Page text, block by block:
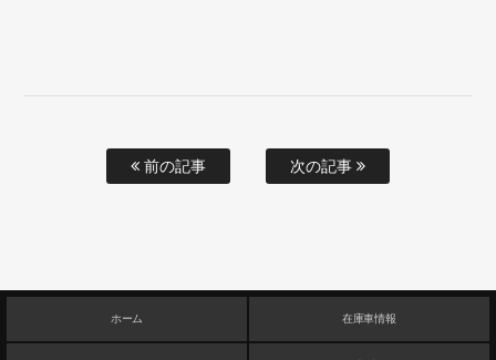
前の記事 次の記事
ホーム 在庫車情報